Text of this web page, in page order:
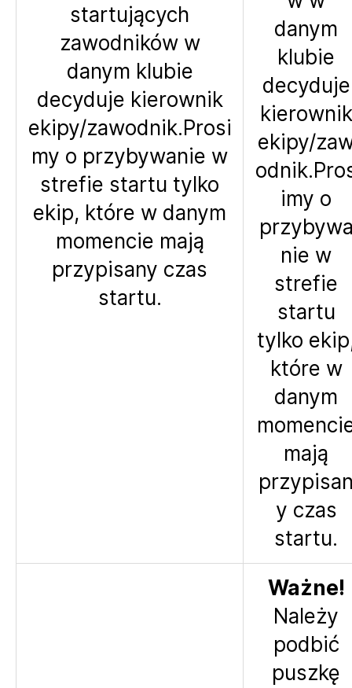
startujących
zawodników w
danym klubie
decyduje kierownik
ekipy/zawodnik.Prosi
my o przybywanie w
strefie startu tylko
ekip, które w danym
momencie mają
przypisany czas
startu.
danym
klubie
decyduje
kierownik
ekipy/
imy o
nie w
strefie
startu
tylko
które w
danym
mają
y czas
startu.
Ważne!
Należy
podbić
puszkę